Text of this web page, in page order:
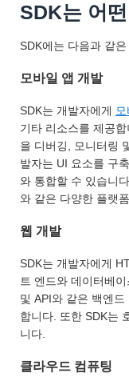
SDK는 어
SDK에는 다음과 같
모바일 앱 개발
SDK는 개발자에게
기타 리소스를 제공
을 디버깅, 모니터링
발자는 UI 요소를 구
와 통합할 수 있습니
와 같은 다양한 플랫
웹 개발
SDK는 개발자에게
트 엔드와 데이터베
및 API와 같은 백엔
합니다. 또한 SDK는
니다.
클라우드 컴퓨팅